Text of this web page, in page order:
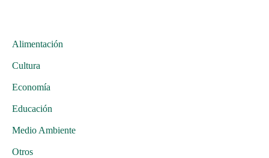
Alimentación
Cultura
Economía
Educación
Medio Ambiente
Otros